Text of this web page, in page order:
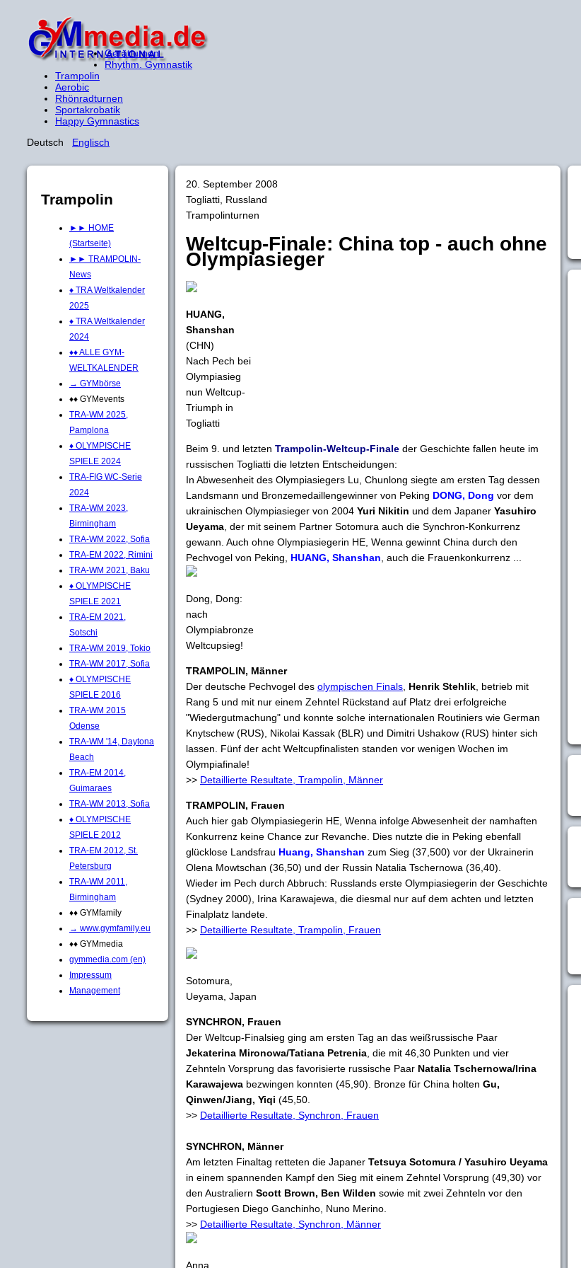
Gerätturnen
Rhythm. Gymnastik
Trampolin
Aerobic
Rhönradturnen
Sportakrobatik
Happy Gymnastics
Deutsch Englisch
Trampolin
►► HOME
(Startseite)
►► TRAMPOLIN-
News
♦ TRA Weltkalender
2025
♦ TRA Weltkalender
2024
♦♦ ALLE GYM-
WELTKALENDER
→ GYMbörse
♦♦ GYMevents
TRA-WM 2025,
Pamplona
♦ OLYMPISCHE
SPIELE 2024
TRA-FIG WC-Serie
2024
TRA-WM 2023,
Birmingham
TRA-WM 2022, Sofia
TRA-EM 2022, Rimini
TRA-WM 2021, Baku
♦ OLYMPISCHE
SPIELE 2021
TRA-EM 2021,
Sotschi
TRA-WM 2019, Tokio
TRA-WM 2017, Sofia
♦ OLYMPISCHE
SPIELE 2016
TRA-WM 2015
Odense
TRA-WM '14, Daytona
Beach
TRA-EM 2014,
Guimaraes
TRA-WM 2013, Sofia
♦ OLYMPISCHE
SPIELE 2012
TRA-EM 2012, St.
Petersburg
TRA-WM 2011,
Birmingham
♦♦ GYMfamily
→ www.gymfamily.eu
♦♦ GYMmedia
gymmedia.com (en)
Impressum
Management
20. September 2008
Togliatti, Russland
Trampolinturnen
Weltcup-Finale: China top - auch ohne
Olympiasieger
HUANG,
Shanshan
(CHN)
Nach Pech bei
Olympiasieg
nun Weltcup-
Triumph in
Togliatti
Beim 9. und letzten Trampolin-Weltcup-Finale der Geschichte fallen heute im
russischen Togliatti die letzten Entscheidungen:
In Abwesenheit des Olympiasiegers Lu, Chunlong siegte am ersten Tag dessen
Landsmann und Bronzemedaillengewinner von Peking DONG, Dong vor dem
ukrainischen Olympiasieger von 2004 Yuri Nikitin und dem Japaner Yasuhiro
Ueyama , der mit seinem Partner Sotomura auch die Synchron-Konkurrenz
gewann. Auch ohne Olympiasiegerin HE, Wenna gewinnt China durch den
Pechvogel von Peking, HUANG, Shanshan , auch die Frauenkonkurrenz ...
Dong, Dong:
nach
Olympiabronze
Weltcupsieg!
TRAMPOLIN, Männer
Der deutsche Pechvogel des olympischen Finals Henrik Stehlik , betrieb mit
Rang 5 und mit nur einem Zehntel Rückstand auf Platz drei erfolgreiche
"Wiedergutmachung" und konnte solche internationalen Routiniers wie German
Knytschew (RUS), Nikolai Kassak (BLR) und Dimitri Ushakow (RUS) hinter sich
lassen. Fünf der acht Weltcupfinalisten standen vor wenigen Wochen im
Olympiafinale!
>> Detaillierte Resultate, Trampolin, Männer
TRAMPOLIN, Frauen
Auch hier gab Olympiasiegerin HE, Wenna infolge Abwesenheit der namhaften
Konkurrenz keine Chance zur Revanche. Dies nutzte die in Peking ebenfall
glücklose Landsfrau Huang, Shanshan zum Sieg (37,500) vor der Ukrainerin
Olena Mowtschan (36,50) und der Russin Natalia Tschernowa (36,40).
Wieder im Pech durch Abbruch: Russlands erste Olympiasiegerin der Geschichte
(Sydney 2000), Irina Karawajewa, die diesmal nur auf dem achten und letzten
Finalplatz landete.
>> Detaillierte Resultate, Trampolin, Frauen
Sotomura,
Ueyama, Japan
SYNCHRON, Frauen
Der Weltcup-Finalsieg ging am ersten Tag an das weißrussische Paar
Jekaterina Mironowa/Tatiana Petrenia , die mit 46,30 Punkten und vier
Zehnteln Vorsprung das favorisierte russische Paar Natalia Tschernowa/Irina
Karawajewa bezwingen konnten (45,90). Bronze für China holten Gu,
Qinwen/Jiang, Yiqi (45,50.
>> Detaillierte Resultate, Synchron, Frauen
SYNCHRON, Männer
Am letzten Finaltag retteten die Japaner Tetsuya Sotomura / Yasuhiro Ueyama
in einem spannenden Kampf den Sieg mit einem Zehntel Vorsprung (49,30) vor
den Australiern Scott Brown, Ben Wilden sowie mit zwei Zehnteln vor den
Portugiesen Diego Ganchinho, Nuno Merino.
>> Detaillierte Resultate, Synchron, Männer
Anna